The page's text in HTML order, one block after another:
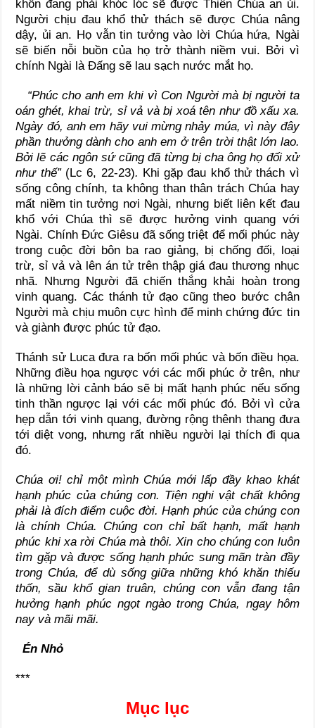
khốn đang phải khóc lóc sẽ được Thiên Chúa an ủi.
Người chịu đau khổ thử thách sẽ được Chúa nâng
dậy, ủi an. Họ vẫn tin tưởng vào lời Chúa hứa, Ngài
sẽ biến nỗi buồn của họ trở thành niềm vui. Bởi vì
chính Ngài là Đấng sẽ lau sạch nước mắt họ.
“Phúc cho anh em khi vì Con Người mà bị người ta
oán ghét, khai trừ, sỉ vả và bị xoá tên như đồ xấu xa.
Ngày đó, anh em hãy vui mừng nhảy múa, vì này đây
phần thưởng dành cho anh em ở trên trời thật lớn lao.
Bởi lẽ các ngôn sứ cũng đã từng bị cha ông họ đối xử
như thế” (Lc 6, 22-23). Khi gặp đau khổ thử thách vì
sống công chính, ta không than thân trách Chúa hay
mất niềm tin tưởng nơi Ngài, nhưng biết liên kết đau
khổ với Chúa thì sẽ được hưởng vinh quang với
Ngài. Chính Đức Giêsu đã sống triệt để mối phúc này
trong cuộc đời bôn ba rao giảng, bị chống đối, loại
trừ, sỉ vả và lên án tử trên thập giá đau thương nhục
nhã. Nhưng Người đã chiến thắng khải hoàn trong
vinh quang. Các thánh tử đạo cũng theo bước chân
Người mà chịu muôn cực hình để minh chứng đức tin
và giành được phúc tử đạo.
Thánh sử Luca đưa ra bốn mối phúc và bốn điều họa.
Những điều họa ngược với các mối phúc ở trên, như
là những lời cảnh báo sẽ bị mất hạnh phúc nếu sống
tinh thần ngược lại với các mối phúc đó. Bởi vì cửa
hẹp dẫn tới vinh quang, đường rộng thênh thang đưa
tới diệt vong, nhưng rất nhiều người lại thích đi qua
đó.
Chúa ơi! chỉ một mình Chúa mới lấp đầy khao khát
hạnh phúc của chúng con. Tiện nghi vật chất không
phải là đích điểm cuộc đời. Hạnh phúc của chúng con
là chính Chúa. Chúng con chỉ bất hạnh, mất hạnh
phúc khi xa rời Chúa mà thôi. Xin cho chúng con luôn
tìm gặp và được sống hạnh phúc sung mãn tràn đầy
trong Chúa, để dù sống giữa những khó khăn thiếu
thốn, sầu khổ gian truân, chúng con vẫn đang tận
hưởng hạnh phúc ngọt ngào trong Chúa, ngay hôm
nay và mãi mãi.
Én Nhỏ
***
Mục lục